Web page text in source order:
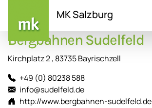
Inhalt
MK Salzburg
Bergbahnen Sudelfeld
Kirchplatz 2 , 83735 Bayrischzell
+49 (0) 80238 588
info@sudelfeld.de
http://www.bergbahnen-sudelfeld.de